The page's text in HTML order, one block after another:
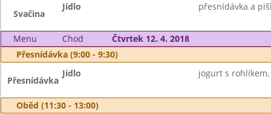
Svačina
Jídlo přesnídávka a
Menu Chod
Čtvrtek 12. 4. 2018
Přesnídávka (9:00 - 9:30)
Přesnídávka
Jídlo jogurt s rohlíkem,
Oběd (11:30 - 13:00)